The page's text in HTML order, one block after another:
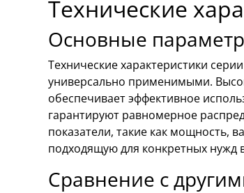
Технические
Основные
Технические характеристики
универсально применимыми.
обеспечивает эффективное
гарантируют равномерное
показатели, такие как мощность,
подходящую для конкретных нужд
Сравнение с